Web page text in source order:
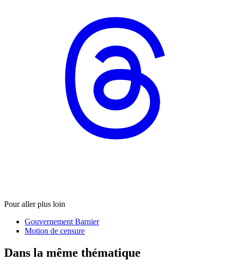
Pour aller plus loin
Gouvernement Barnier
Motion de censure
Dans la même thématique